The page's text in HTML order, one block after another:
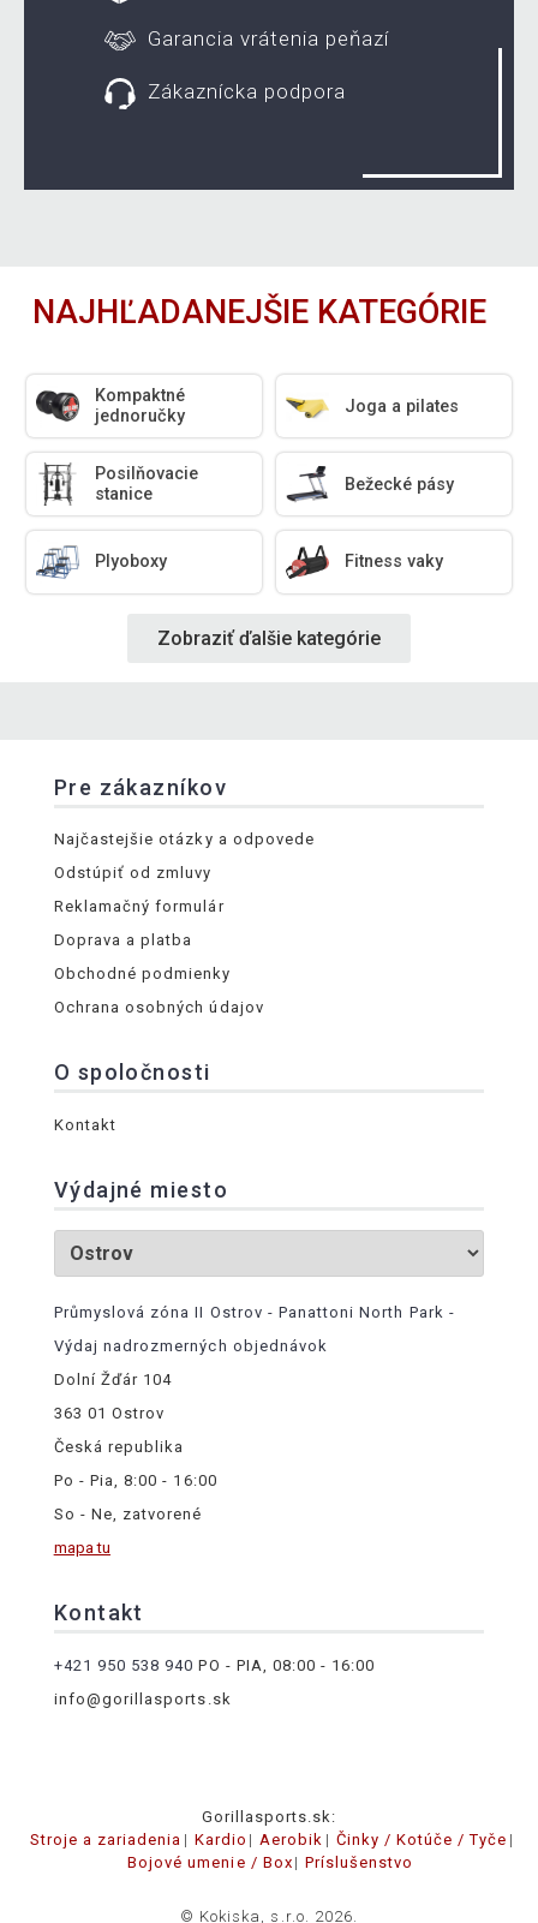
Garancia vrátenia peňazí
Zákaznícka podpora
NAJHĽADANEJŠIE KATEGÓRIE
Kompaktné
jednoručky
Joga a pilates
Posilňovacie
stanice
Bežecké pásy
Plyoboxy Fitness vaky
Zobraziť ďalšie kategórie
Pre zákazníkov
Najčastejšie otázky a odpovede
Odstúpiť od zmluvy
Reklamačný formulár
Doprava a platba
Obchodné podmienky
Ochrana osobných údajov
O spoločnosti
Kontakt
Výdajné miesto
Průmyslová zóna II Ostrov - Panattoni North Park -
Výdaj nadrozmerných objednávok
Dolní Žďár 104
363 01 Ostrov
Česká republika
Po - Pia, 8:00 - 16:00
So - Ne, zatvorené
mapa tu
Kontakt
+421 950 538 940 PO - PIA, 08:00 - 16:00
info@gorillasports.sk
Gorillasports.sk:
Stroje a zariadenia
Kardio Aerobik
Činky / Kotúče / Tyče
Bojové umenie / Box
Príslušenstvo
© Kokiska, s.r.o. 2026.